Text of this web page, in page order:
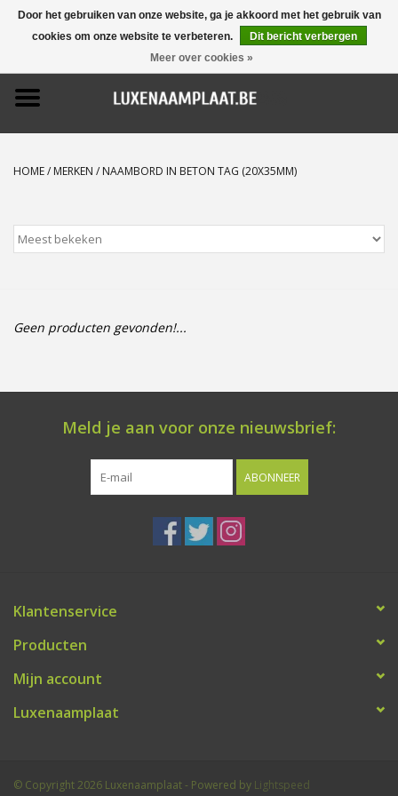
0 Artikelen - €0,00
Home
Promoties
Deurbellen
Pictogrammen
Freesletters
gesneden
Portfolio
HOME/ MERKEN / NAAMBORD IN BETON TAG (20X35MM)
Geen producten gevonden!...
Meld je aan voor onze nieuwsbrief:
ABONNEER
Klantenservice
Producten
Mijn account
Luxenaamplaat
© Copyright 2026 Luxenaamplaat - Powered by Lightspeed
Door het gebruiken van onze website, ga je akkoord met het gebruik van
cookies om onze website te verbeteren.
Dit bericht verbergen
Meer over cookies »